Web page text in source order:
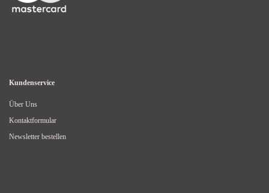
Kundenservice
Über Uns
Kontaktformular
Newsletter bestellen